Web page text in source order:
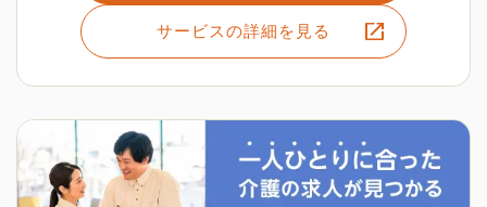
サービスの詳細を見る